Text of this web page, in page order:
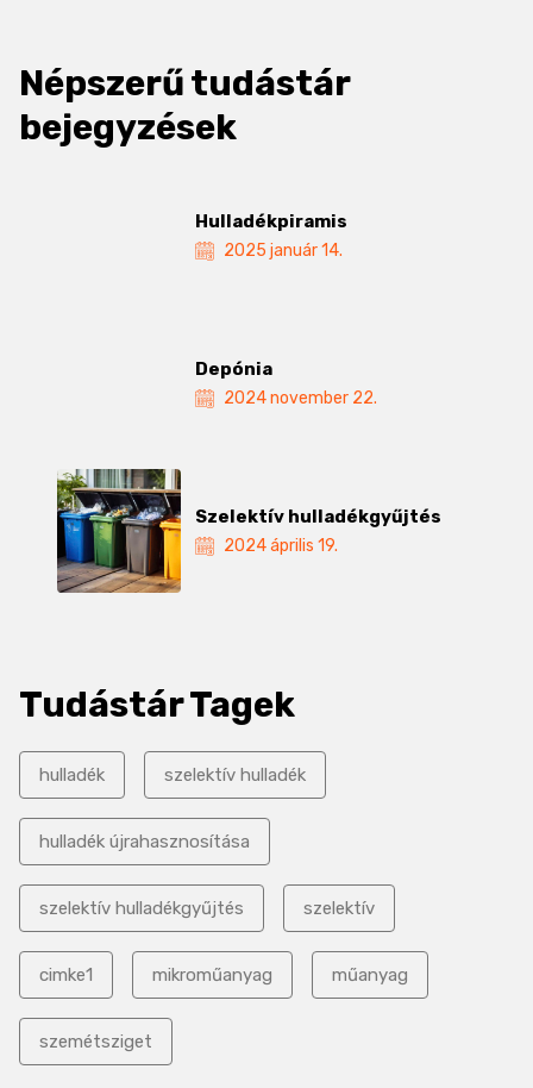
Népszerű tudástár
bejegyzések
Hulladékpiramis
2025 január 14.
Depónia
2024 november 22.
Szelektív hulladékgyűjtés
2024 április 19.
Tudástár Tagek
hulladék szelektív hulladék
hulladék újrahasznosítása
szelektív hulladékgyűjtés szelektív
cimke1 mikroműanyag műanyag
szemétsziget